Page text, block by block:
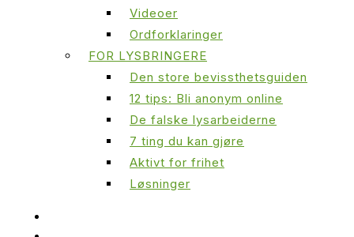
Videoer
Ordforklaringer
FOR LYSBRINGERE
Den store bevissthetsguiden
12 tips: Bli anonym online
De falske lysarbeiderne
7 ting du kan gjøre
Aktivt for frihet
Løsninger